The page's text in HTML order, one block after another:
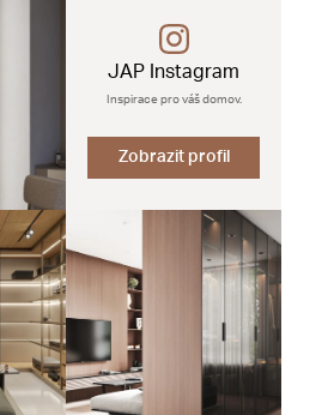
JAP Instagram
Inspirace pro váš domov.
Zobrazit profil